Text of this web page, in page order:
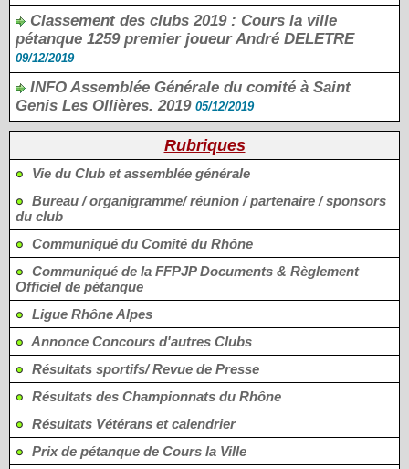
Classement des clubs 2019 : Cours la ville
pétanque 1259 premier joueur André DELETRE
09/12/2019
INFO Assemblée Générale du comité à Saint
Genis Les Ollières. 2019 05/12/2019
Rubriques
Vie du Club et assemblée générale
Bureau / organigramme/ réunion / partenaire / sponsors
du club
Communiqué du Comité du Rhône
Communiqué de la FFPJP Documents & Règlement
Officiel de pétanque
Ligue Rhône Alpes
Annonce Concours d'autres Clubs
Résultats sportifs/ Revue de Presse
Résultats des Championnats du Rhône
Résultats Vétérans et calendrier
Prix de pétanque de Cours la Ville